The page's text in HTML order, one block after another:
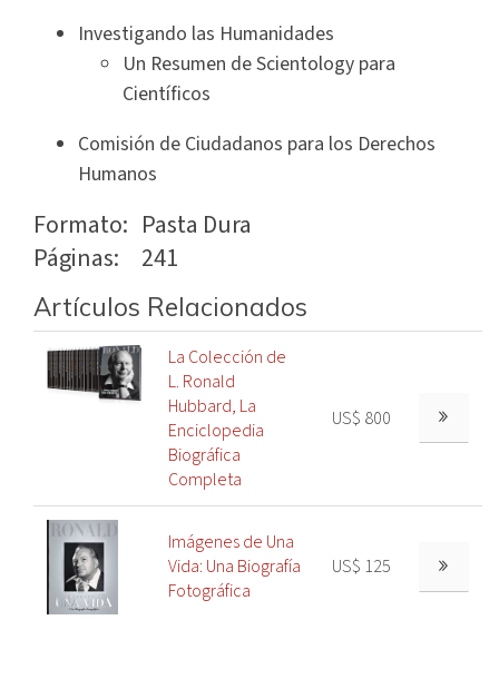
Investigando las Humanidades
Un Resumen de Scientology para
Científicos
Comisión de Ciudadanos para los Derechos
Humanos
Formato: Pasta Dura
Páginas:
241
Artículos Relacionados
La Colección de
L. Ronald
Hubbard, La
Enciclopedia
Biográfica
Completa
US$ 800
Imágenes de Una
Vida: Una Biografía
Fotográfica
US$ 125